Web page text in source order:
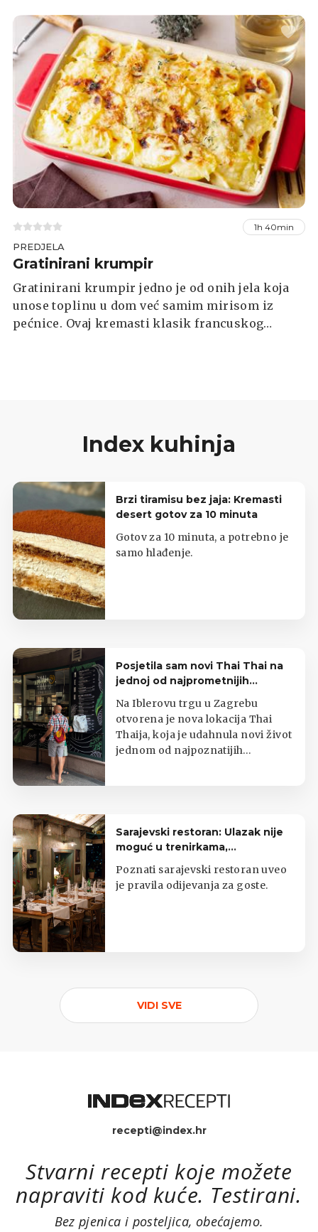
1h 40min
PREDJELA
Gratinirani krumpir
Gratinirani krumpir jedno je od onih jela koja
unose toplinu u dom već samim mirisom iz
pećnice. Ovaj kremasti klasik francuskog
Index kuhinja
Brzi tiramisu bez jaja: Kremasti
desert gotov za 10 minuta
Gotov za 10 minuta, a potrebno je
samo hlađenje.
Posjetila sam novi Thai Thai na
jednoj od najprometnijih
zagrebačkih lokacija
Na Iblerovu trgu u Zagrebu
otvorena je nova lokacija Thai
Thaija, koja je udahnula novi život
jednom od najpoznatijih
Sarajevski restoran: Ulazak nije
moguć u trenirkama,
potkošuljama i japankama
Poznati sarajevski restoran uveo
je pravila odijevanja za goste.
VIDI SVE
recepti@index.hr
Stvarni recepti koje možete
napraviti kod kuće. Testirani.
Bez pjenica i posteljica, obećajemo.